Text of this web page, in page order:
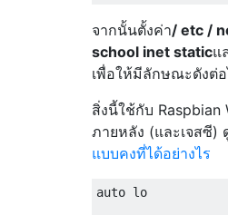
จากนั้นตั้งค่า/ etc /
school inet staticแ
เพื่อให้มีลักษณะดังต่
สิ่งนี้ใช้กับ
ภายหลัง (และเจสซี)
แบบคงที่ได้อย่างไร
auto lo